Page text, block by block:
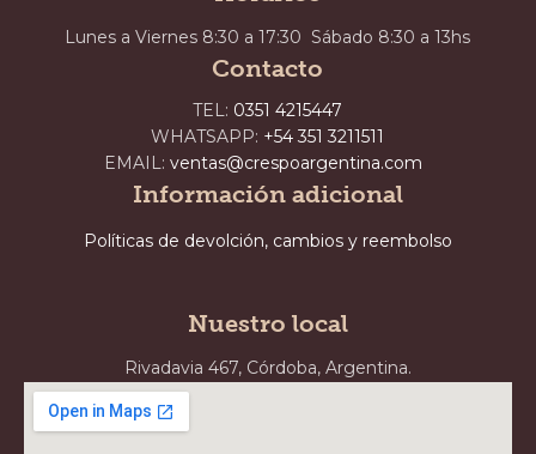
Lunes a Viernes 8:30 a 17:30 Sábado 8:30 a 13hs
Contacto
TEL: 0351 4215447
WHATSAPP: +54 351 3211511
EMAIL: ventas@crespoargentina.com
Información adicional
Políticas de devolción, cambios y reembolso
Nuestro local
Rivadavia 467, Córdoba, Argentina.